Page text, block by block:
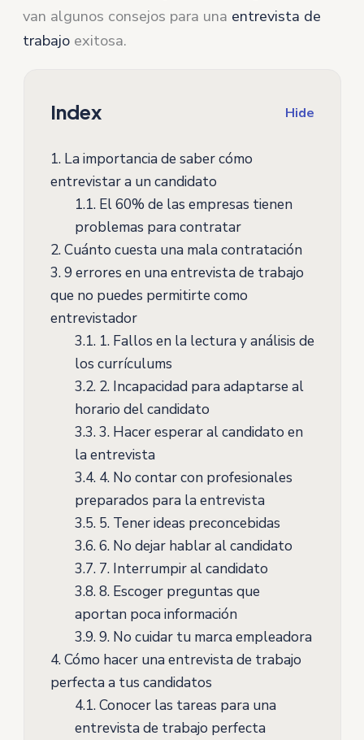
van algunos consejos para una entrevista de
trabajo exitosa.
Index Hide
1.La importancia de saber cómo
entrevistar a un candidato
1.1.El 60% de las empresas tienen
problemas para contratar
2.Cuánto cuesta una mala contratación
3.9 errores en una entrevista de trabajo
que no puedes permitirte como
entrevistador
3.1.1. Fallos en la lectura y análisis de
los currículums
3.2.2. Incapacidad para adaptarse al
horario del candidato
3.3.3. Hacer esperar al candidato en
la entrevista
3.4.4. No contar con profesionales
preparados para la entrevista
3.5.5. Tener ideas preconcebidas
3.6.6. No dejar hablar al candidato
3.7.7. Interrumpir al candidato
3.8.8. Escoger preguntas que
aportan poca información
3.9.9. No cuidar tu marca empleadora
4.Cómo hacer una entrevista de trabajo
perfecta a tus candidatos
4.1.Conocer las tareas para una
entrevista de trabajo perfecta